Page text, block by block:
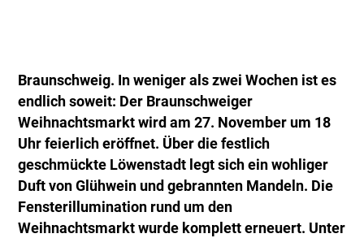
Braunschweig. In weniger als zwei Wochen ist es
endlich soweit: Der Braunschweiger
Weihnachtsmarkt wird am 27. November um 18
Uhr feierlich eröffnet. Über die festlich
geschmückte Löwenstadt legt sich ein wohliger
Duft von Glühwein und gebrannten Mandeln. Die
Fensterillumination rund um den
Weihnachtsmarkt wurde komplett erneuert. Unter